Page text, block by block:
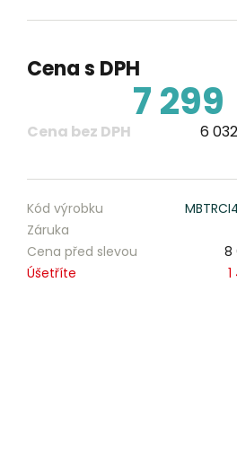
Cena s DPH
7 299
Cena bez DPH 6
Kód výrobku
Záruka
Cena před slevou
8
Úšetříte